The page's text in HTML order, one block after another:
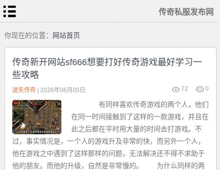
传奇私服发布网
首
页
传
奇
私
服
变
态
传
奇
1.76
复
古
迷
失
传
奇
单
职
业
传
奇
你现在的位置：网站首页
传奇新开网站sf666想要打好传奇游戏最好学习一
些攻略
72 0
迷失传奇| 2026年06月05日
有同样喜欢传奇游戏的两个人，他们
在同一时间接触到了这样的一款游戏，并且在
此之后都在平时用大量的时间去打游戏。不
过，事实情况是，一个人的游戏升及非常的快，而另外一个人，
他在游戏之中遇到了这样那样的问题，无法解决还不得不求助于
他的朋友。而他的升级，自然是非常慢的。 为什么同样的两